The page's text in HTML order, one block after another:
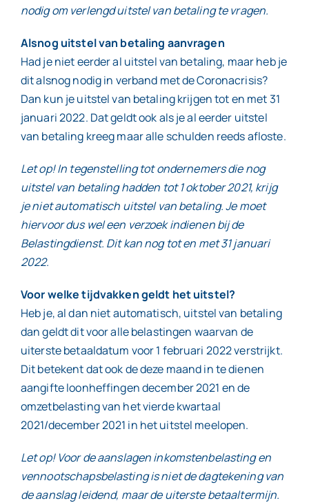
nodig om verlengd uitstel van betaling te vragen.
Alsnog uitstel van betaling aanvragen
Had je niet eerder al uitstel van betaling, maar heb je
dit alsnog nodig in verband met de Coronacrisis?
Dan kun je uitstel van betaling krijgen tot en met 31
januari 2022. Dat geldt ook als je al eerder uitstel
van betaling kreeg maar alle schulden reeds afloste.
Let op! In tegenstelling tot ondernemers die nog
uitstel van betaling hadden tot 1 oktober 2021, krijg
je niet automatisch uitstel van betaling. Je moet
hiervoor dus wel een verzoek indienen bij de
Belastingdienst. Dit kan nog tot en met 31 januari
2022.
Voor welke tijdvakken geldt het uitstel?
Heb je, al dan niet automatisch, uitstel van betaling
dan geldt dit voor alle belastingen waarvan de
uiterste betaaldatum voor 1 februari 2022 verstrijkt.
Dit betekent dat ook de deze maand in te dienen
aangifte loonheffingen december 2021 en de
omzetbelasting van het vierde kwartaal
2021/december 2021 in het uitstel meelopen.
Let op! Voor de aanslagen inkomstenbelasting en
vennootschapsbelasting is niet de dagtekening van
de aanslag leidend, maar de uiterste betaaltermijn.